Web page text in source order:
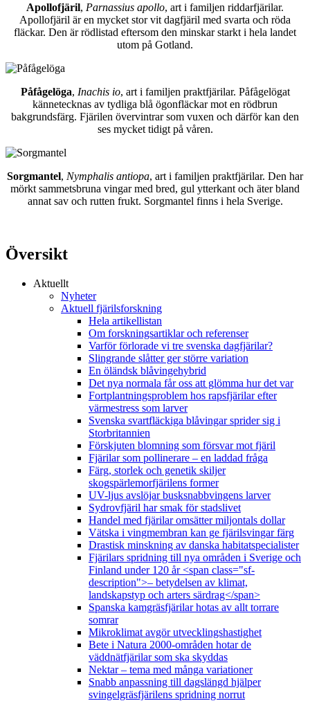
Apollofjäril, Parnassius apollo, art i familjen riddarfjärilar.
Apollofjäril är en mycket stor vit dagfjäril med svarta och röda
fläckar. Den är rödlistad eftersom den minskar starkt i hela landet
utom på Gotland.
Påfågelöga, Inachis io, art i familjen praktfjärilar. Påfågelögat
kännetecknas av tydliga blå ögonfläckar mot en rödbrun
bakgrundsfärg. Fjärilen övervintrar som vuxen och därför kan den
ses mycket tidigt på våren.
Sorgmantel, Nymphalis antiopa, art i familjen praktfjärilar. Den har
mörkt sammetsbruna vingar med bred, gul ytterkant och äter bland
annat sav och rutten frukt. Sorgmantel finns i hela Sverige.
Översikt
Aktuellt
Nyheter
Aktuell fjärilsforskning
Hela artikellistan
Om forskningsartiklar och referenser
Varför förlorade vi tre svenska dagfjärilar?
Slingrande slåtter ger större variation
En öländsk blåvingehybrid
Det nya normala får oss att glömma hur det var
Fortplantningsproblem hos rapsfjärilar efter
värmestress som larver
Svenska svartfläckiga blåvingar sprider sig i
Storbritannien
Förskjuten blomning som försvar mot fjäril
Fjärilar som pollinerare – en laddad fråga
Färg, storlek och genetik skiljer
skogspärlemorfjärilens former
UV-ljus avslöjar busksnabbvingens larver
Sydrovfjäril har smak för stadslivet
Handel med fjärilar omsätter miljontals dollar
Vätska i vingmembran kan ge fjärilsvingar färg
Drastisk minskning av danska habitatspecialister
Fjärilars spridning till nya områden i Sverige och
Finland under 120 år <span class="sf-
description">– betydelsen av klimat,
landskapstyp och arters särdrag</span>
Spanska kamgräsfjärilar hotas av allt torrare
somrar
Mikroklimat avgör utvecklingshastighet
Bete i Natura 2000-områden hotar de
väddnätfjärilar som ska skyddas
Nektar – tema med många variationer
Snabb anpassning till dagslängd hjälper
svingelgräsfjärilens spridning norrut